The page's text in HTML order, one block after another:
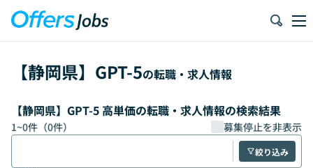
【静岡県】 GPT-5の転職・求人情報
【静岡県】GPT-5 高単価の転職・求人情報の検索結果
1~0件（0件） 募集停止を非表示
絞り込み